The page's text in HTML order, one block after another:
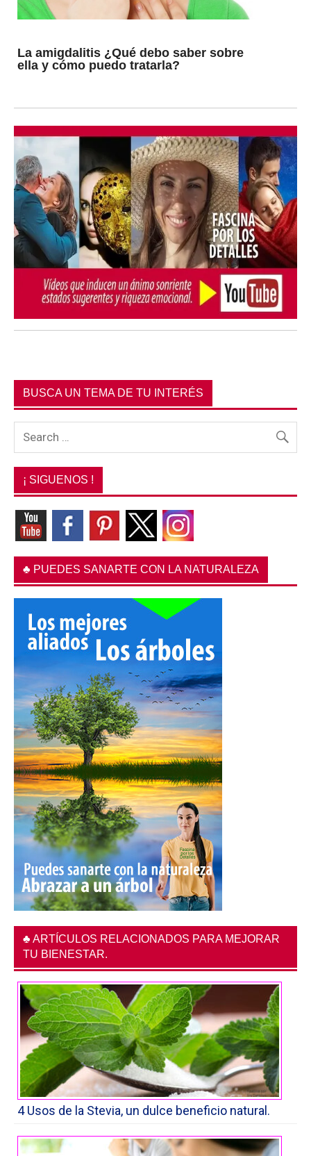
La amigdalitis ¿Qué debo saber sobre
ella y cómo puedo tratarla?
BUSCA UN TEMA DE TU INTERÉS
¡ SIGUENOS !
♣ PUEDES SANARTE CON LA NATURALEZA
♣ ARTÍCULOS RELACIONADOS PARA MEJORAR
TU BIENESTAR.
4 Usos de la Stevia, un dulce beneficio natural.